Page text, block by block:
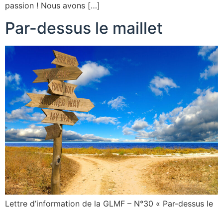
passion ! Nous avons […]
Par-dessus le maillet
Lettre d’information de la GLMF – N°30 « Par-dessus le